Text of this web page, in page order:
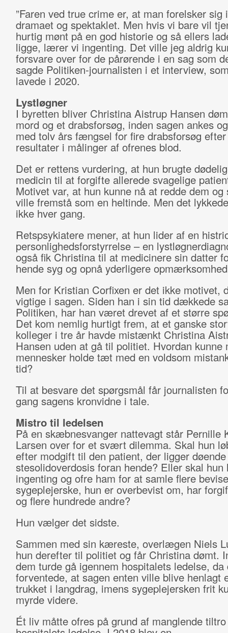
”Faren ved true crime er, at man forelsker sig
dramaet og spektaklet. Men hvis vi bare vil
hurtig mønt på en god historie og så ellers
ligge, lærer vi ingenting. Det ville jeg aldrig
forsvare over for de pårørende i en sag som
sagde Politiken-journalisten i et interview,
lavede i 2020.
Lystløgner
I byretten bliver Christina Aistrup Hansen
mord og et drabsforsøg, inden sagen ankes
med tolv års fængsel for fire drabsforsøg
resultater i målinger af ofrenes blod.
Det er rettens vurdering, at hun brugte
medicin til at forgifte allerede svagelige
Motivet var, at hun kunne nå at redde dem og
ville fremstå som en heltinde. Men det
ikke hver gang.
Retspsykiatere mener, at hun lider af en
personlighedsforstyrrelse – en
også fik Christina til at medicinere sin datter
hende syg og opnå yderligere
Men for Kristian Corfixen er det ikke motivet,
vigtige i sagen. Siden han i sin tid dækkede
Politiken, har han været drevet af et større
Det kom nemlig hurtigt frem, at et ganske
kolleger i tre år havde mistænkt Christina
Hansen uden at gå til politiet. Hvordan kunne
mennesker holde tæt med en voldsom
tid?
Til at besvare det spørgsmål får journalisten
gang sagens kronvidne i tale.
Mistro til ledelsen
På en skæbnesvanger nattevagt står Pernille
Larsen over for et svært dilemma. Skal hun
efter modgift til den patient, der ligger
stesolidoverdosis foran hende? Eller skal hun
ingenting og ofre ham for at samle flere
sygeplejerske, hun er overbevist om, har
og flere hundrede andre?
Hun vælger det sidste.
Sammen med sin kæreste, overlægen Niels
hun derefter til politiet og får Christina dømt.
dem turde gå igennem hospitalets ledelse, da
forventede, at sagen enten ville blive henlagt
trukket i langdrag, imens sygeplejersken frit
myrde videre.
Ét liv måtte ofres på grund af manglende